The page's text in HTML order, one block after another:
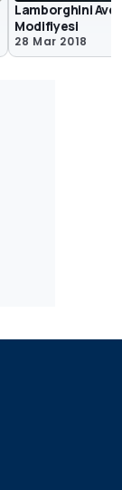
Lamborghini
Modifiyesi
28 Mar 2018